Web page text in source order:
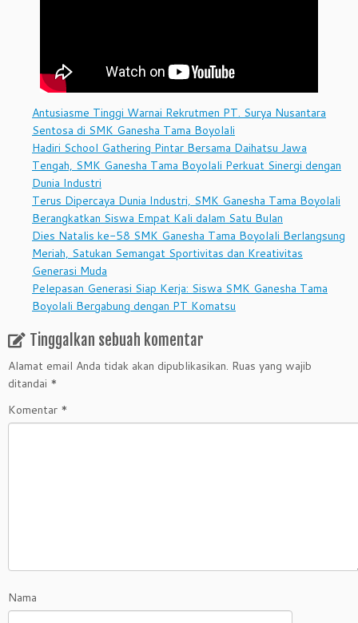
Antusiasme Tinggi Warnai Rekrutmen PT. Surya Nusantara
Sentosa di SMK Ganesha Tama Boyolali
Hadiri School Gathering Pintar Bersama Daihatsu Jawa
Tengah, SMK Ganesha Tama Boyolali Perkuat Sinergi dengan
Dunia Industri
Terus Dipercaya Dunia Industri, SMK Ganesha Tama Boyolali
Berangkatkan Siswa Empat Kali dalam Satu Bulan
Dies Natalis ke-58 SMK Ganesha Tama Boyolali Berlangsung
Meriah, Satukan Semangat Sportivitas dan Kreativitas
Generasi Muda
Pelepasan Generasi Siap Kerja: Siswa SMK Ganesha Tama
Boyolali Bergabung dengan PT Komatsu
Tinggalkan sebuah komentar
Alamat email Anda tidak akan dipublikasikan. Ruas yang wajib
ditandai *
Komentar *
Nama